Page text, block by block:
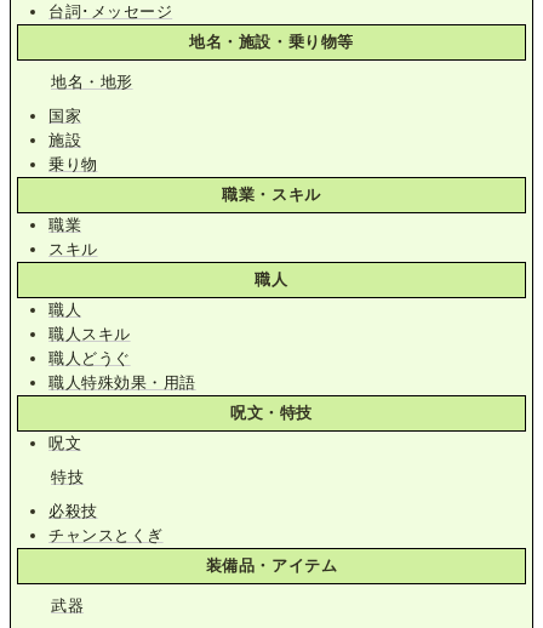
台詞･メッセージ
地名・施設・乗り物等
地名・地形
国家
施設
乗り物
職業・スキル
職業
スキル
職人
職人
職人スキル
職人どうぐ
職人特殊効果・用語
呪文・特技
呪文
特技
必殺技
チャンスとくぎ
装備品・アイテム
武器